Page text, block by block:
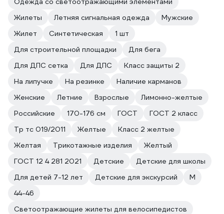
Жилеты
Летняя сигнальная одежда
Мужские
Жилет
Синтетическая
1 шт
Для строительной площадки
Для бега
Для ДПС сетка
Для ДПС
Класс защиты 2
На липучке
На резинке
Наличие карманов
Женские
Летние Взрослые
Лимонно-желтые
Российские
170-176 см ГОСТ
ГОСТ 2 класс
Тр тс 019/2011
Желтые
Класс 2 желтые
Желтая
Трикотажные изделия
Желтый
ГОСТ 12 4 281 2021
Детские
Детские для школы
Для детей 7-12 лет
Детские для экскурсий
M
44-46
Светоотражающие жилеты для велосипедистов